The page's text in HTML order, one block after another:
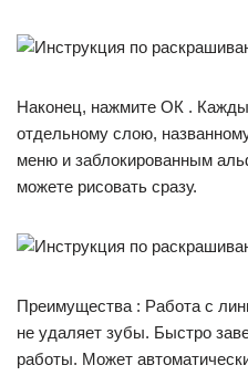
Наконец, нажмите ОК .
отдельному слою,
меню и заблокированным
можете рисовать сразу.
Преимущества : Работа с
не удаляет зубы. Быстро
работы. Может